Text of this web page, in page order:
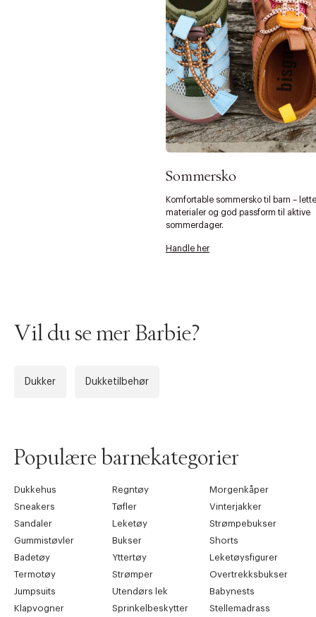
Sommersko
Komfortable sommersko til barn – lette
materialer og god passform til aktive
sommerdager.
Handle her
Vil du se mer Barbie?
Dukker Dukketilbehør
Populære barnekategorier
Dukkehus Regntøy
Morgenkåper
Sneakers
Tøfler
Vinterjakker
Sandaler
Leketøy
Strømpebukser
Gummistøvler
Bukser
Shorts
Badetøy
Yttertøy
Leketøysfigurer
Termotøy
Strømper
Overtrekksbukser
Jumpsuits
Utendørs lek
Babynests
Klapvogner
Sprinkelbeskytter Stellemadrass